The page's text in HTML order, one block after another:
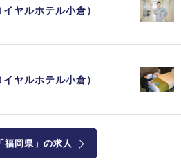
会
公式サイト
ヤルホテル小倉）
ヤルホテル小倉）
福岡県」の求人